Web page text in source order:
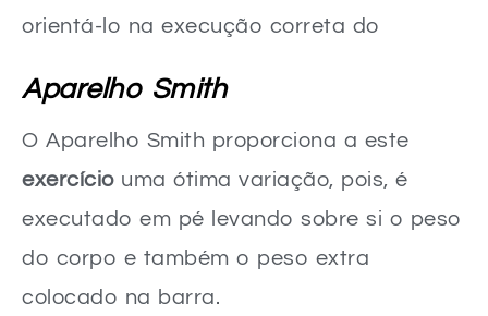
orientá-lo na execução correta do
Aparelho Smith
O Aparelho Smith proporciona a este
exercíciouma ótima variação, pois, é
executado em pé levando sobre si o peso
do corpo e também o peso extra
colocado na barra.